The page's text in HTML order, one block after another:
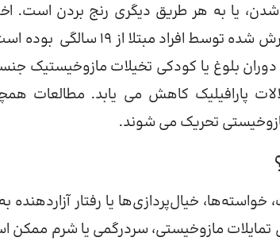
یا به هر طریق دیگری رنج بردن است.
مازوخیسم معمولاً در سنین جوانی ایجاد می شود. میانگین سن شروع گزارش شده توسط افراد
دوران بلوغ یا کودکی تخیلات مازوخیستیک
پارافیلیک کاهش می یابد. مطالعات
تحریک می شوند.
خیال‌پردازی‌ها یا رفتار آزاردهنده
مازوخیستی، سردرگمی یا شرم ممکن